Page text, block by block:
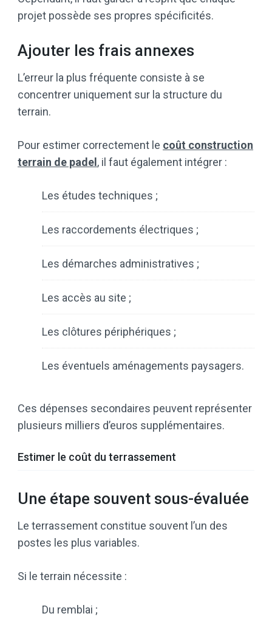
projet possède ses propres spécificités.
Ajouter les frais annexes
L’erreur la plus fréquente consiste à se
concentrer uniquement sur la structure du
terrain.
Pour estimer correctement le coût construction
terrain de padel, il faut également intégrer :
Les études techniques ;
Les raccordements électriques ;
Les démarches administratives ;
Les accès au site ;
Les clôtures périphériques ;
Les éventuels aménagements paysagers.
Ces dépenses secondaires peuvent représenter
plusieurs milliers d’euros supplémentaires.
Estimer le coût du terrassement
Une étape souvent sous-évaluée
Le terrassement constitue souvent l’un des
postes les plus variables.
Si le terrain nécessite :
Du remblai ;